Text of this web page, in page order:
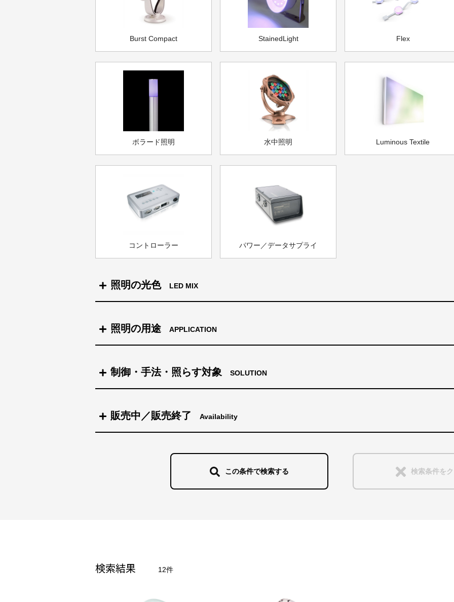
Burst Compact StainedLight Flex
ボラード照明 水中照明 Luminous Textile
コントローラー パワー／データサプライ
照明の光色 LED MIX
インテリヒュー(IntelliHue) LED照明
照明の用途 APPLICATION
アクセント照明
制御・手法・照らす対象 SOLUTION
販売中／販売終了 Availability
販売終了
この条件で検索する
検索条件を
検索結果 12件